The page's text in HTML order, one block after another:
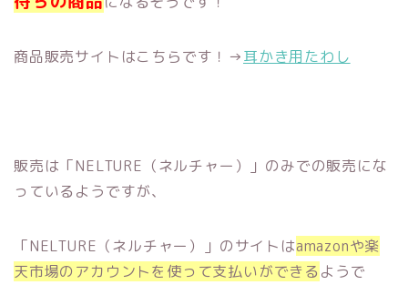
商品販売サイトはこちらです！→耳かき用たわし
販売は「NELTURE（ネルチャー）」のみでの販売にな
っているようですが、
「NELTURE（ネルチャー）」のサイトはamazonや楽
天市場のアカウントを使って支払いができる ようで